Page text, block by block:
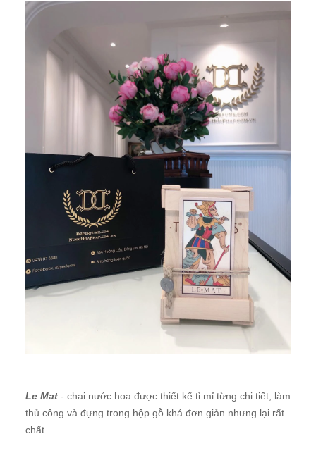
Le Mat - chai nước hoa được thiết kế tỉ mỉ từng chi tiết, làm
thủ công và đựng trong hộp gỗ khá đơn giản nhưng lại rất
chất .